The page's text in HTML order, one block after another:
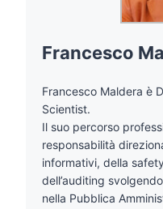
Francesco
Francesco Maldera è
Scientist.
Il suo percorso
responsabilità
informativi, della
dell’auditing
nella Pubblica